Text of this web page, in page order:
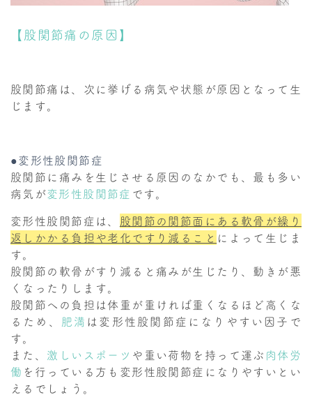
【股関節痛の原因】
股関節痛は、次に挙げる病気や状態が原因となって生
じます。
●変形性股関節症
股関節に痛みを生じさせる原因のなかでも、最も多い
病気が変形性股関節症 です。
変形性股関節症は、 股関節の関節面にある軟骨が繰り
返しかかる負担や老化ですり減ること によって生じま
す。
股関節の軟骨がすり減ると痛みが生じたり、動きが悪
くなったりします。
股関節への負担は体重が重ければ重くなるほど高くな
るため、 肥満 は変形性股関節症になりやすい因子で
す。
また、 激しいスポーツ や重い荷物を持って運ぶ 肉体労
働 を行っている方も変形性股関節症になりやすいとい
えるでしょう。